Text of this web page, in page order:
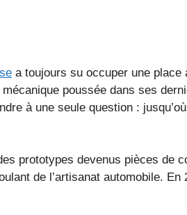
a toujours su occuper une place
poussée dans ses
à une seule question :
prototypes devenus pièces de
de l’artisanat automobile. En